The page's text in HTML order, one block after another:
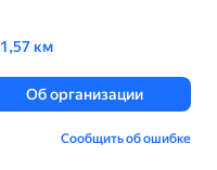
1,57 км
Об организации
Сообщить об ошибке